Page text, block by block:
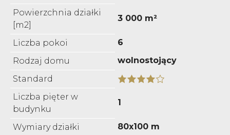
Powierzchnia działki
[m2]
3 000 m²
Liczba pokoi
6
Rodzaj domu
wolnostojący
Standard
Liczba pięter w
budynku
1
Wymiary działki
80x100 m